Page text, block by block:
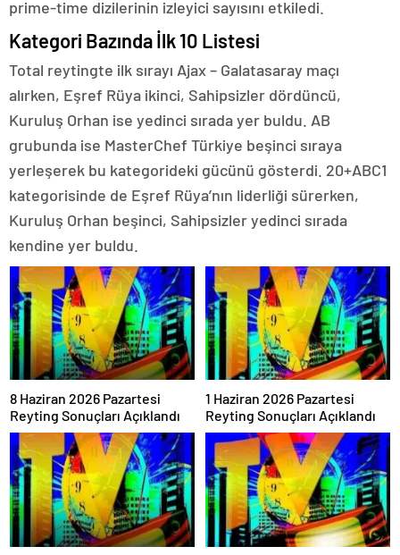
prime-time dizilerinin izleyici sayısını etkiledi.
Kategori Bazında İlk 10 Listesi
Total reytingte ilk sırayı Ajax – Galatasaray maçı
alırken, Eşref Rüya ikinci, Sahipsizler dördüncü,
Kuruluş Orhan ise yedinci sırada yer buldu. AB
grubunda ise MasterChef Türkiye beşinci sıraya
yerleşerek bu kategorideki gücünü gösterdi. 20+ABC1
kategorisinde de Eşref Rüya’nın liderliği sürerken,
Kuruluş Orhan beşinci, Sahipsizler yedinci sırada
kendine yer buldu.
8 Haziran 2026 Pazartesi
Reyting Sonuçları Açıklandı
1 Haziran 2026 Pazartesi
Reyting Sonuçları Açıklandı